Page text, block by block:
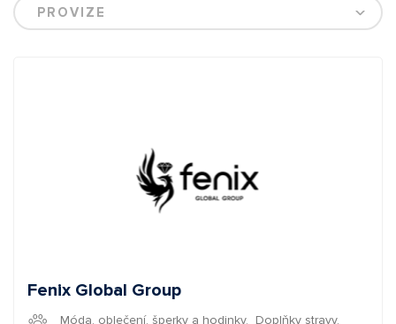
PROVIZE
Fenix Global Group
Móda, oblečení, šperky a hodinky, Doplňky stravy,